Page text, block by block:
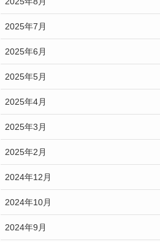
2025年7月
2025年6月
2025年5月
2025年4月
2025年3月
2025年2月
2024年12月
2024年10月
2024年9月